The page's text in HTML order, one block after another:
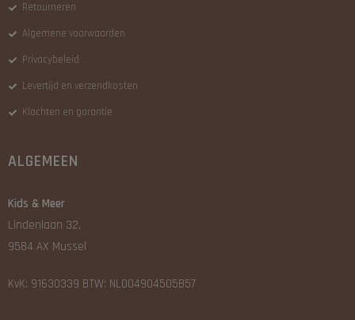
Retourneren
Algemene voorwaarden
Privacybeleid
Levertijd en verzendkosten
Klachten en garantie
ALGEMEEN
Kids & Meer
Lindenlaan 32,
9584 AX Mussel
KvK: 91630339 BTW: NL004904505B57